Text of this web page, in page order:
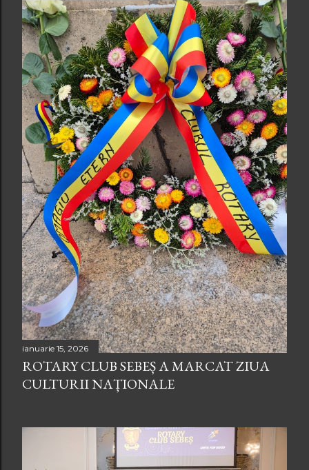
ianuarie 15, 2026
ROTARY CLUB SEBEȘ A MARCAT ZIUA
CULTURII NAȚIONALE